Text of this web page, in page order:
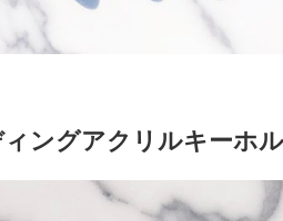
ィングアクリルキーホ